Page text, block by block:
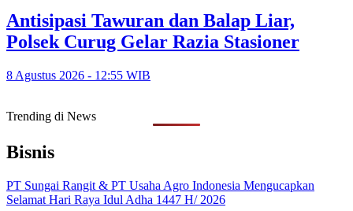
Antisipasi Tawuran dan Balap Liar,
Polsek Curug Gelar Razia Stasioner
8 Agustus 2026 - 12:55 WIB
Trending di News
Bisnis
PT Sungai Rangit & PT Usaha Agro Indonesia Mengucapkan
Selamat Hari Raya Idul Adha 1447 H/ 2026